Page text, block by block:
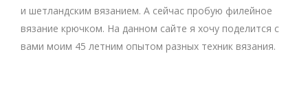
и шетландским вязанием. А сейчас пробую филейное
вязание крючком. На данном сайте я хочу поделится с
вами моим 45 летним опытом разных техник вязания.